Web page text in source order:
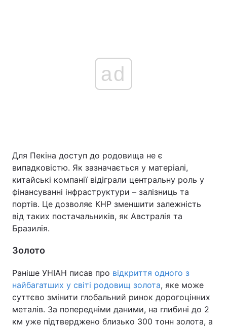
ad
Для Пекіна доступ до родовища не є
випадковістю. Як зазначається у матеріалі,
китайські компанії відіграли центральну роль у
фінансуванні інфраструктури – залізниць та
портів. Це дозволяє КНР зменшити залежність
від таких постачальників, як Австралія та
Бразилія.
Золото
Раніше УНІАН писав про відкриття одного з
найбагатших у світі родовищ золота, яке може
суттєво змінити глобальний ринок дорогоцінних
металів. За попередніми даними, на глибині до 2
км уже підтверджено близько 300 тонн золота, а